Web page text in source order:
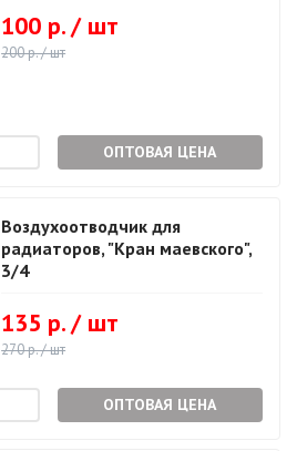
100 р. / шт
200 р. / шт
ОПТОВАЯ ЦЕНА
Воздухоотводчик для
радиаторов, "Кран маевского",
3/4
135 р. / шт
270 р. / шт
ОПТОВАЯ ЦЕНА